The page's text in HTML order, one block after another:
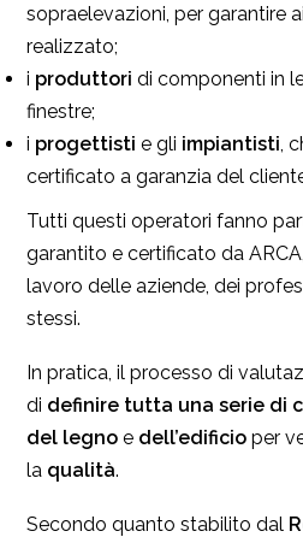
sopraelevazioni, per garantire
realizzato;
i produttori di componenti in
finestre;
i progettisti e gli impiantisti,
certificato a garanzia del
Tutti questi operatori fanno
garantito e certificato da
lavoro delle aziende, dei
stessi.
In pratica, il processo di
di definire tutta una serie di
del legno e dell’edificio per
la qualità.
Secondo quanto stabilito dal